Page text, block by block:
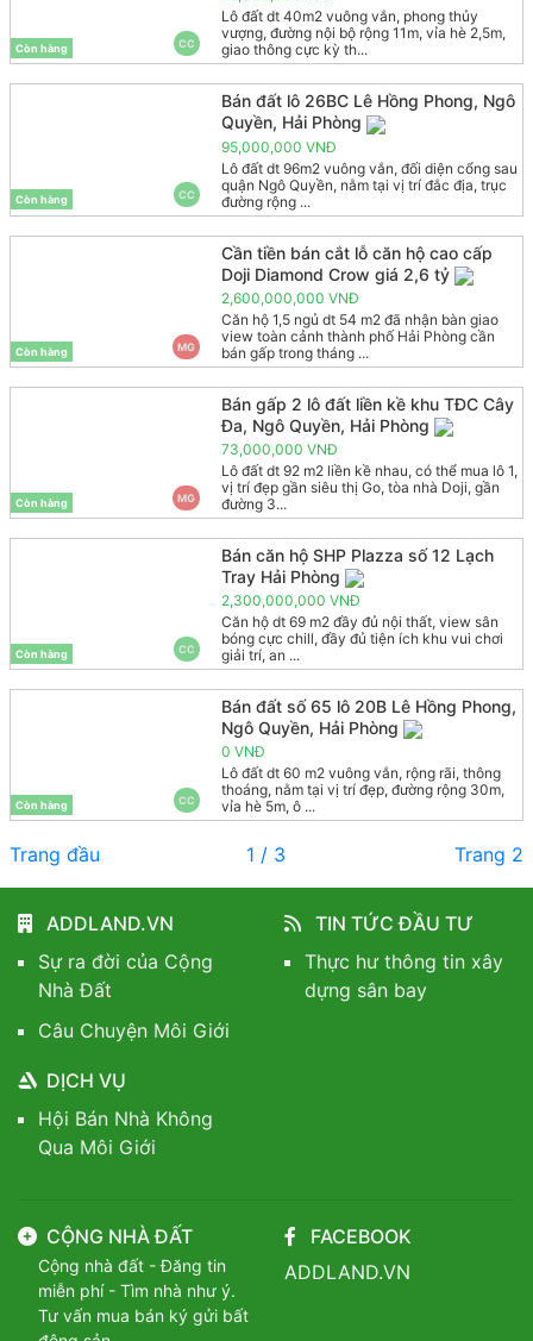
CC
Còn hàng
Lô đất dt 40m2 vuông vắn, phong thủy
vượng, đường nội bộ rộng 11m, vỉa hè 2,5m,
giao thông cực kỳ th...
CC
Còn hàng
Bán đất lô 26BC Lê Hồng Phong, Ngô
Quyền, Hải Phòng
95,000,000 VNĐ
Lô đất dt 96m2 vuông vắn, đối diện cổng sau
quận Ngô Quyền, nằm tại vị trí đắc địa, trục
đường rộng ...
MG
Còn hàng
Cần tiền bán cắt lỗ căn hộ cao cấp
Doji Diamond Crow giá 2,6 tỷ
2,600,000,000 VNĐ
Căn hộ 1,5 ngủ dt 54 m2 đã nhận bàn giao
view toàn cảnh thành phố Hải Phòng cần
bán gấp trong tháng ...
MG
Còn hàng
Bán gấp 2 lô đất liền kề khu TĐC Cây
Đa, Ngô Quyền, Hải Phòng
73,000,000 VNĐ
Lô đất dt 92 m2 liền kề nhau, có thể mua lô 1,
vị trí đẹp gần siêu thị Go, tòa nhà Doji, gần
đường 3...
CC
Còn hàng
Bán căn hộ SHP Plazza số 12 Lạch
Tray Hải Phòng
2,300,000,000 VNĐ
Căn hộ dt 69 m2 đầy đủ nội thất, view sân
bóng cực chill, đầy đủ tiện ích khu vui chơi
giải trí, an ...
CC
Còn hàng
Bán đất số 65 lô 20B Lê Hồng Phong,
Ngô Quyền, Hải Phòng
0 VNĐ
Lô đất dt 60 m2 vuông vắn, rộng rãi, thông
thoáng, nằm tại vị trí đẹp, đường rộng 30m,
vỉa hè 5m, ô ...
Trang đầu 1 / 3 Trang 2
ADDLAND.VN
Sự ra đời của Cộng
Nhà Đất
Câu Chuyện Môi Giới
TIN TỨC ĐẦU TƯ
Thực hư thông tin xây
dựng sân bay
DỊCH VỤ
Hội Bán Nhà Không
Qua Môi Giới
CỘNG NHÀ ĐẤT
Cộng nhà đất - Đăng tin
miễn phí - Tìm nhà như ý.
Tư vấn mua bán ký gửi bất
FACEBOOK
ADDLAND.VN